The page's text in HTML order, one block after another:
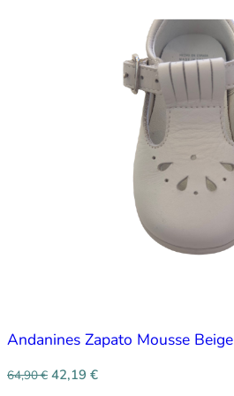
Andanines Zapato Mousse Beige
64,90€ 42,19 €